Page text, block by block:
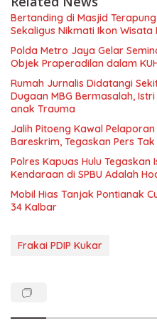
Bertanding di Masjid
Sekaligus Nikmati Ikon Wisata
Polda Metro Jaya Gelar
Objek Praperadilan dalam
Rumah Jurnalis Didatangi
Dugaan MBG Bermasalah,
anak Trauma
Jalih Pitoeng Kawal
Bareskrim, Tegaskan Pers
Polres Kapuas Hulu Tegaskan
Kendaraan di SPBU Adalah
Mobil Hias Tanjak Pontianak
34 Kalbar
Frakai PDIP Kukar